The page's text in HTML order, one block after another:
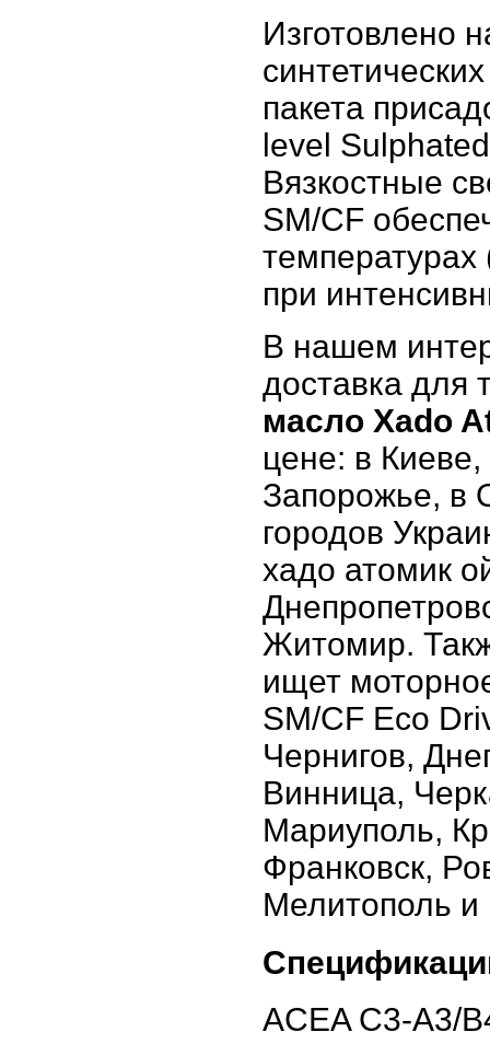
Изготовлено
пакета
level
Вязкостные
SM/CF
при
В нашем
доставка для
масло Xado
цене: в
Запорожье, в
городов
хадо атомик
Житомир.
ищет
SM/CF Eco
Чернигов,
Винница,
Мариуполь,
Франковск,
Мелитополь и
ACEA C3-A3/